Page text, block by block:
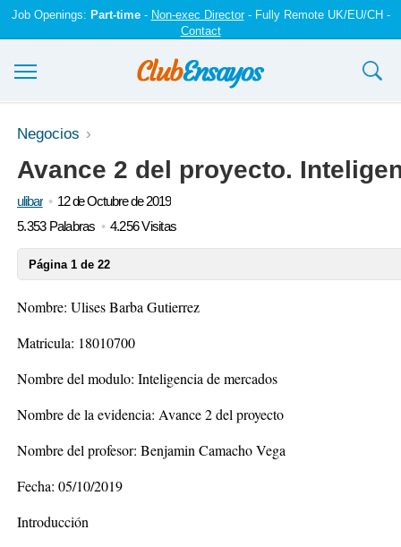
Job Openings: Part-time- Non-exec Director- Fully Remote UK/EU/CH -
Contact
Ensayos y trabajos
Registrarse
Iniciar sesión
Negocios
Avance 2 del proyecto.
ulibar
12 de Octubre de 2019
5.353 Palabras
4.256 Visitas
Página 1 de 22
Nombre: Ulises Barba Gutierrez
Matricula: 18010700
Nombre del modulo: Inteligencia de mercados
Nombre de la evidencia: Avance 2 del proyecto
Nombre del profesor: Benjamin Camacho Vega
Fecha: 05/10/2019
Introducción